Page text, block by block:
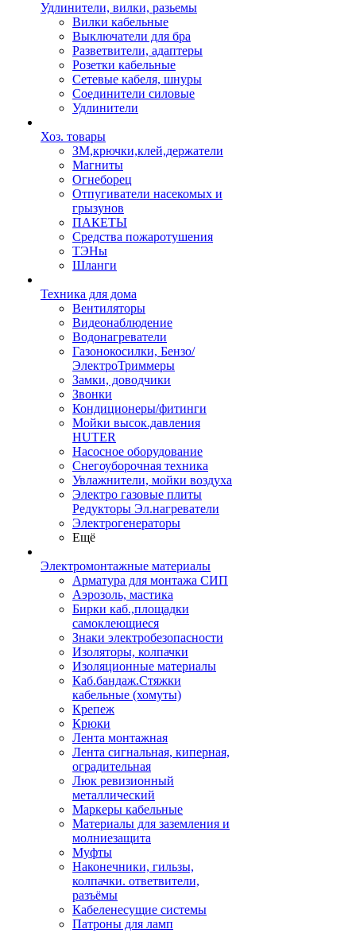
Удлинители, вилки, разьемы
Вилки кабельные
Выключатели для бра
Разветвители, адаптеры
Розетки кабельные
Сетевые кабеля, шнуры
Соединители силовые
Удлинители
Хоз. товары
ЗМ,крючки,клей,держатели
Магниты
Огнеборец
Отпугиватели насекомых и
грызунов
ПАКЕТЫ
Средства пожаротушения
ТЭНы
Шланги
Техника для дома
Вентиляторы
Видеонаблюдение
Водонагреватели
Газонокосилки, Бензо/
ЭлектроТриммеры
Замки, доводчики
Звонки
Кондиционеры/фитинги
Мойки высок.давления
HUTER
Насосное оборудование
Снегоуборочная техника
Увлажнители, мойки воздуха
Электро газовые плиты
Редукторы Эл.нагреватели
Электрогенераторы
Ещё
Электромонтажные материалы
Арматура для монтажа СИП
Аэрозоль, мастика
Бирки каб.,площадки
самоклеющиеся
Знаки электробезопасности
Изоляторы, колпачки
Изоляционные материалы
Каб.бандаж.Стяжки
кабельные (хомуты)
Крепеж
Крюки
Лента монтажная
Лента сигнальная, киперная,
оградительная
Люк ревизионный
металлический
Маркеры кабельные
Материалы для заземления и
молниезащита
Муфты
Наконечники, гильзы,
колпачки. ответвители,
разъёмы
Кабеленесущие системы
Патроны для ламп